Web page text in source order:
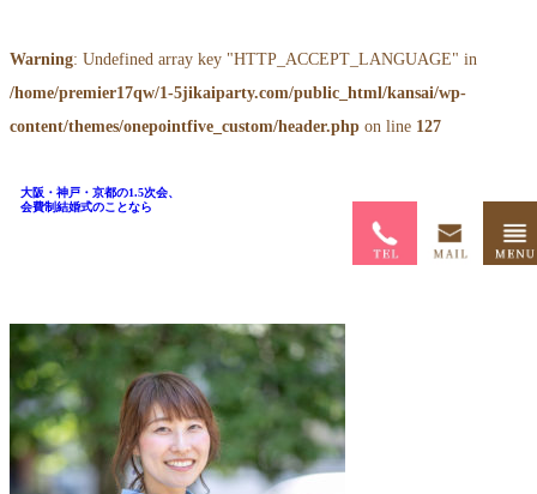
Warning: Undefined array key "HTTP_ACCEPT_LANGUAGE" in
/home/premier17qw/1-5jikaiparty.com/public_html/kansai/wp-
content/themes/onepointfive_custom/header.php on line 127
大阪・神戸・京都の1.5次会、
会費制結婚式のことなら
スタッフ